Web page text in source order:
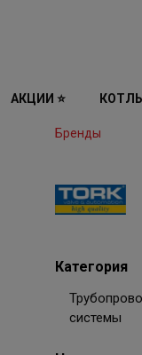
АКЦИИ ⭐ КОТЛЫ
Бренды
Категория
системы